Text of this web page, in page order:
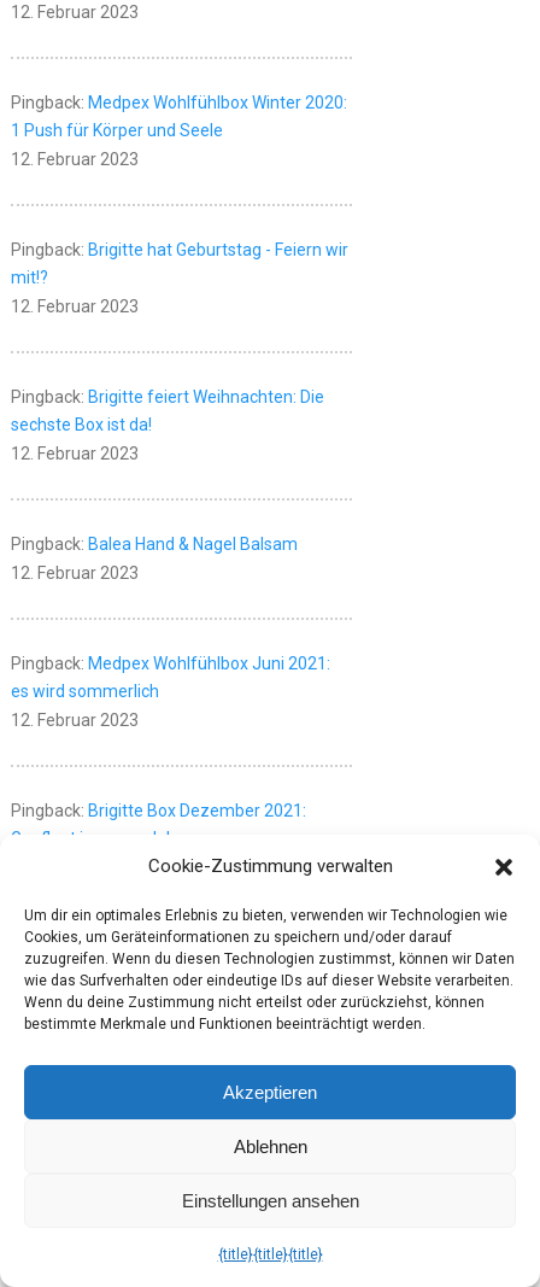
12. Februar 2023
Pingback: Medpex Wohlfühlbox Winter 2020:
1 Push für Körper und Seele
12. Februar 2023
Pingback: Brigitte hat Geburtstag - Feiern wir
mit!?
12. Februar 2023
Pingback: Brigitte feiert Weihnachten: Die
sechste Box ist da!
12. Februar 2023
Pingback: Balea Hand & Nagel Balsam
12. Februar 2023
Pingback: Medpex Wohlfühlbox Juni 2021:
es wird sommerlich
12. Februar 2023
Pingback: Brigitte Box Dezember 2021:
Gepflegt ins neue Jahr
Pingback:Brigitte Box Oktober 2021: Natur
pur
18. Februar 2023
Box-Review: Hurra, Brigitte ist mal
Brigitte-Box 4-2022: Lust zu
Cookie-Zustimmung verwalten
Um dir ein optimales Erlebnis zu bieten, verwenden wir Technologien wie
Cookies, um Geräteinformationen zu speichern und/oder darauf
zuzugreifen. Wenn du diesen Technologien zustimmst, können wir Daten
wie das Surfverhalten oder eindeutige IDs auf dieser Website verarbeiten.
Wenn du deine Zustimmung nicht erteilst oder zurückziehst, können
bestimmte Merkmale und Funktionen beeinträchtigt werden.
Akzeptieren
Ablehnen
Einstellungen ansehen
{title}{title}{title}